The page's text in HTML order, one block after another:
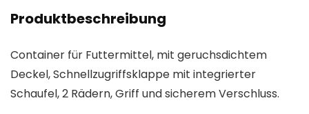
Produktbeschreibung
Container für Futtermittel, mit geruchsdichtem
Deckel, Schnellzugriffsklappe mit integrierter
Schaufel, 2 Rädern, Griff und sicherem Verschluss.